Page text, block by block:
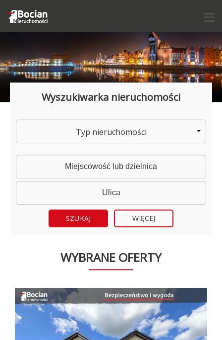
Wyszukiwarka nieruchomości
Typ nieruchomości
WIĘCEJ
WYBRANE OFERTY